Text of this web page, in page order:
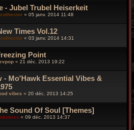
- Jubel Trubel Heiserkeit
« 05 janv. 2014 11:48
Times Vol.12
« 03 janv. 2014 14:31
Point
« 21 déc. 2013 19:22
- Mo'Hawk Essential Vibes &
vibes « 20 déc. 2013 14:25
Sound Of Soul [Themes]
« 09 déc. 2013 14:37